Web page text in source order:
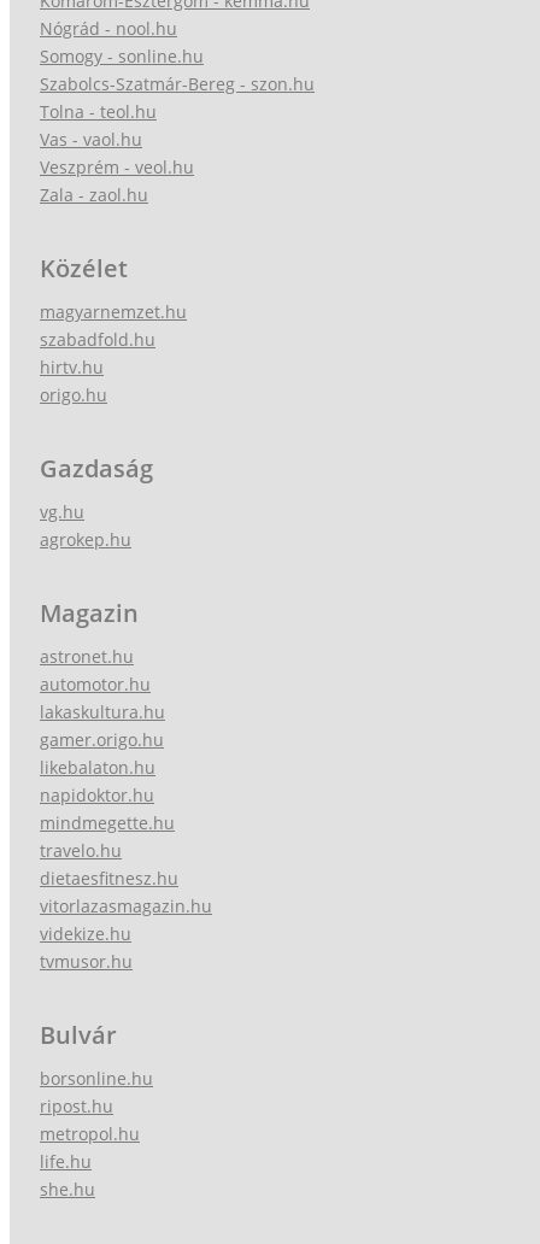
Nógrád - nool.hu
Somogy - sonline.hu
Szabolcs-Szatmár-Bereg - szon.hu
Tolna - teol.hu
Vas - vaol.hu
Veszprém - veol.hu
Zala - zaol.hu
Közélet
magyarnemzet.hu
szabadfold.hu
hirtv.hu
origo.hu
Gazdaság
vg.hu
agrokep.hu
Magazin
astronet.hu
automotor.hu
lakaskultura.hu
gamer.origo.hu
likebalaton.hu
napidoktor.hu
mindmegette.hu
travelo.hu
dietaesfitnesz.hu
vitorlazasmagazin.hu
videkize.hu
tvmusor.hu
Bulvár
borsonline.hu
ripost.hu
metropol.hu
life.hu
she.hu